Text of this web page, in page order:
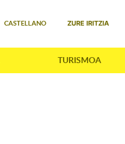
CASTELLANO ZURE IRITZIA
TURISMOA